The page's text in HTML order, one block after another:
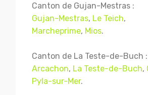
Canton de Gujan-Mestras :
Gujan-Mestras, Le Teich,
Marcheprime, Mios.
Canton de La Teste-de-Buch :
Arcachon, La Teste-de-Buch,
Pyla-sur-Mer.